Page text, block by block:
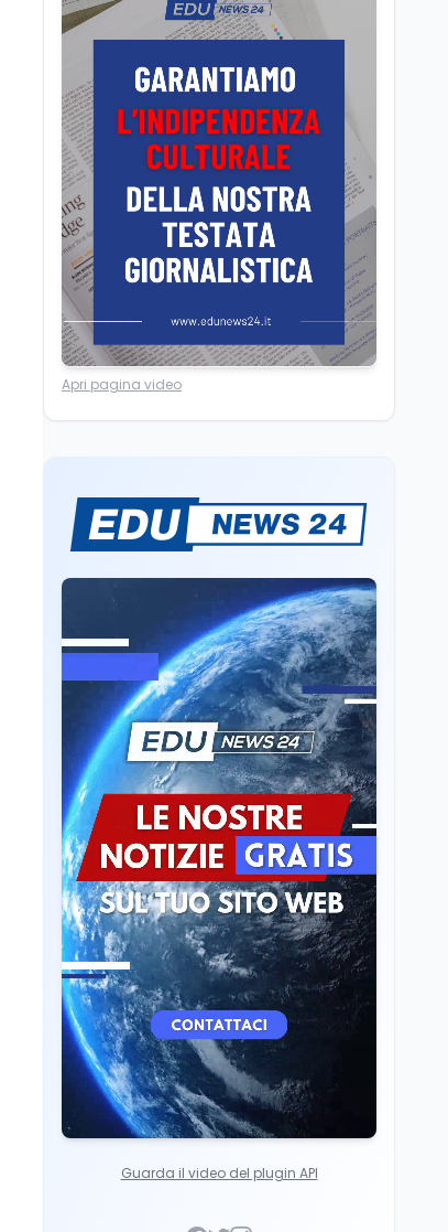
Come cambia la NASpI
anticipata per chi apre
Scuola8 ago
Bocciati al 5,3% e
maturità al 99,8%:
Dell'Arti
Scuola7 ago
“Noi siamo le Scuole”:
sport e musica a San
con il progetto del Mim
Scuola8 ago
Primo giorno di scuola
Quota 41 flessibile: chi
esce a 62 anni perde il
10% dell'assegno
Lavoro8 ago
Come cambia la NASpI
anticipata per chi apre
partita IVA dal 2026
Scuola8 ago
Bocciati al 5,3% e
maturità al 99,8%:
dietro l'appello di
Dell'Arti
Scuola7 ago
“Noi siamo le Scuole”:
sport e musica a San
Miniato, STEM a Lerici
con il progetto del Mim
Apri pagina video
Guarda il video del plugin API